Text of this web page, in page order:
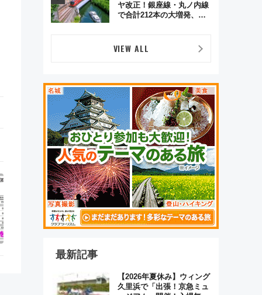
ヤ改正！銀座線・丸ノ内線
で合計212本の大増発、混
VIEW ALL
最新記事
【2026年夏休み】ウィング
久里浜で「出張！京急ミュ